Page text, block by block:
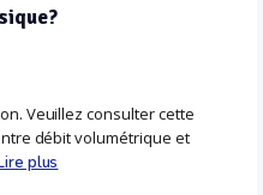
Veuillez consulter cette
débit volumétrique et
plus